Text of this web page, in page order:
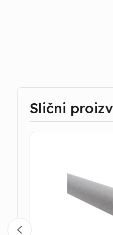
Slični
IZOLACIJA